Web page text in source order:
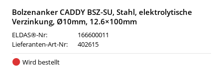
Bolzenanker CADDY BSZ-SU, Stahl, elektrolytische
Verzinkung, Ø10mm, 12.6×100mm
ELDAS®-Nr:
166600011
Lieferanten-Art-Nr:
402615
Wird bestellt